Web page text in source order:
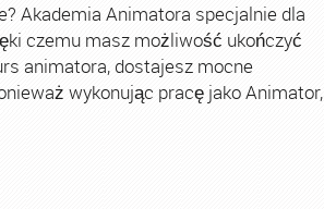
Akademia Animatora specjalnie dla
czemu masz możliwość ukończyć
animatora, dostajesz mocne
wykonując pracę jako Animator,